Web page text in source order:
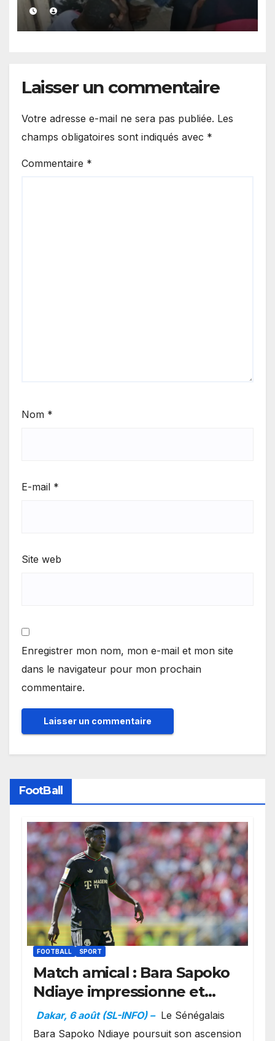
27 candidats à l’émigration
clandestine interceptés
Laisser un commentaire
Votre adresse e-mail ne sera pas publiée. Les
champs obligatoires sont indiqués avec *
Commentaire *
Nom *
E-mail *
Site web
Enregistrer mon nom, mon e-mail et mon site
dans le navigateur pour mon prochain
commentaire.
FootBall
FOOTBALL SPORT
Match amical : Bara Sapoko
Ndiaye impressionne et
confirme son potentiel avec
le Bayern Munich
Dakar, 6 août (SL-INFO) – Le Sénégalais
Bara Sapoko Ndiaye poursuit son ascension